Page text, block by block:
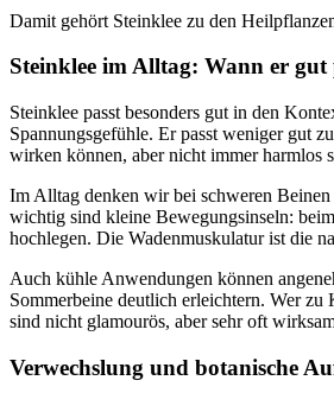
Damit gehört Steinklee zu den
Steinklee im Alltag: Wann er
Steinklee passt besonders gut in den
Spannungsgefühle. Er passt weniger gut
wirken können, aber nicht immer harmlos
Im Alltag denken wir bei schweren
wichtig sind kleine Bewegungsinseln:
hochlegen. Die Wadenmuskulatur ist die
Auch kühle Anwendungen können
Sommerbeine deutlich erleichtern. Wer
sind nicht glamourös, aber sehr oft
Verwechslung und botanische